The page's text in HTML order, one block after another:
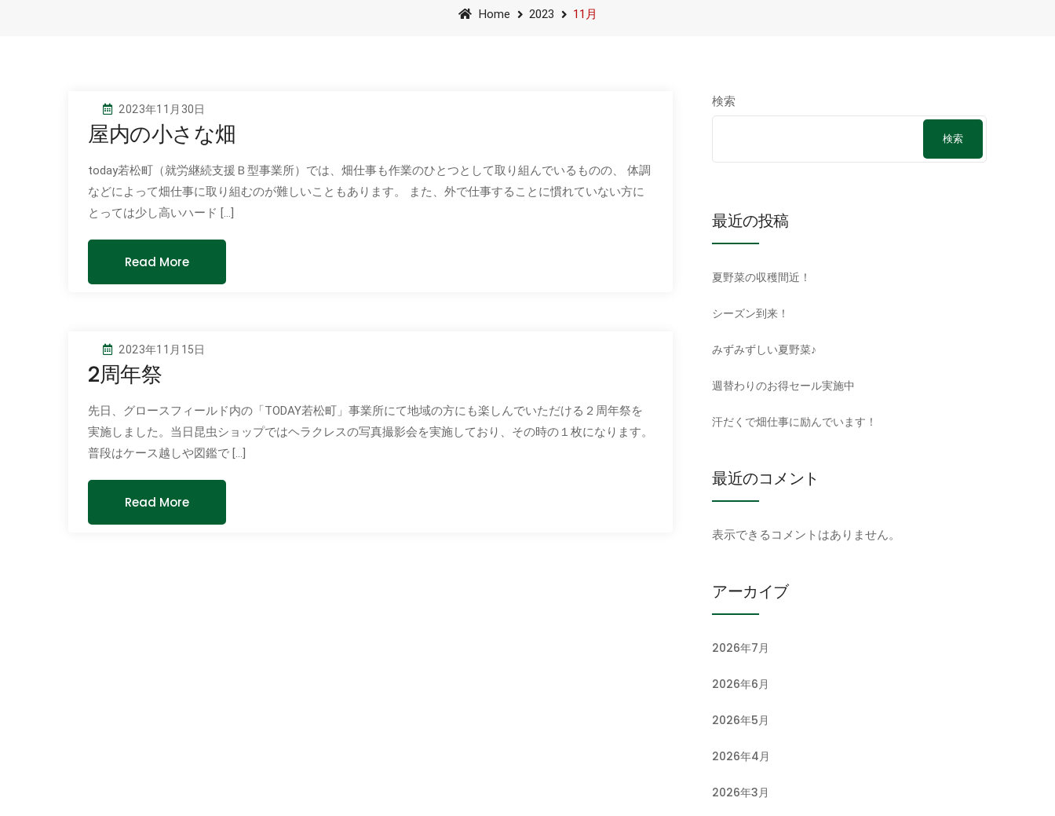
Home 2023 11月
2023年11月30日
屋内の小さな畑
today若松町（就労継続支援Ｂ型事業所）では、畑仕事も作業のひとつとして取り組んでいるものの、 体調
などによって畑仕事に取り組むのが難しいこともあります。 また、外で仕事することに慣れていない方に
とっては少し高いハード […]
Read More
2023年11月15日
2周年祭
先日、グロースフィールド内の「TODAY若松町」事業所にて地域の方にも楽しんでいただける２周年祭を
実施しました。当日昆虫ショップではヘラクレスの写真撮影会を実施しており、その時の１枚になります。
普段はケース越しや図鑑で […]
Read More
検索
検索
最近の投稿
夏野菜の収穫間近！
シーズン到来！
みずみずしい夏野菜♪
週替わりのお得セール実施中
汗だくで畑仕事に励んでいます！
最近のコメント
表示できるコメントはありません。
アーカイブ
2026年7月
2026年6月
2026年5月
2026年4月
2026年3月